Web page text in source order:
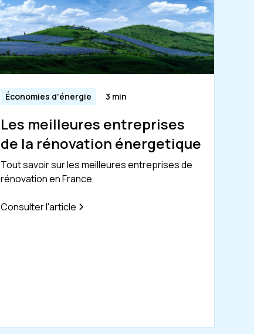
Économies d'énergie 3 min
Les meilleures entreprises
de la rénovation énergetique
Tout savoir sur les meilleures entreprises de
rénovation en France
Consulter l'article